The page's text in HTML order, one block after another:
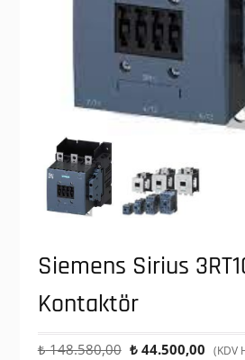
Siemens Sirius
Kontaktör
₺148.580,00 Orijinal
₺44.500,00 Şu
(KDV